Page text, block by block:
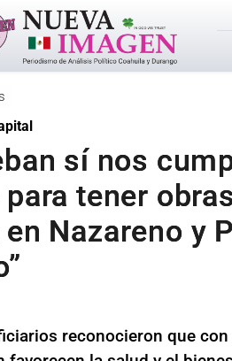
sí nos
tener
en Nazareno y
reconocieron que